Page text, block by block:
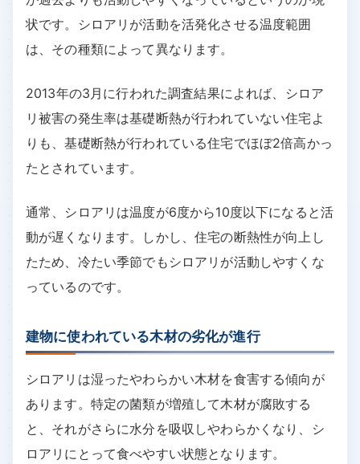
状です。シロアリが活動を活発化させる温度範囲
は、その種類によって異なります。
2013年の3月に行われた調査結果によれば、シロア
リ被害の発生率は基礎断熱が行われていない住宅よ
りも、基礎断熱が行われている住宅でほぼ2倍高かっ
たとされています。
通常、シロアリは温度が6度から10度以下になると活
動が遅くなります。しかし、住宅の断熱性が向上し
たため、冷たい季節でもシロアリが活動しやすくな
っているのです。
建物に使われている木材の劣化が進行
シロアリは湿ったやわらかい木材を食害する傾向が
あります。特定の菌類が増殖して木材が腐敗する
と、それがさらに水分を吸収しやわらかくなり、シ
ロアリにとって食べやすい状態となります。